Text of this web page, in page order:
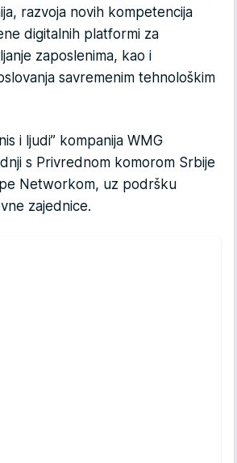
razvoja novih kompetencija
digitalnih platformi za
zaposlenima, kao i
savremenim tehnološkim
i ljudi” kompanija WMG
s Privrednom komorom Srbije
Networkom, uz podršku
zajednice.